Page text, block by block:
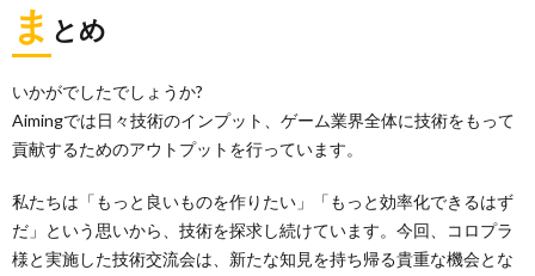
ま とめ
いかがでしたでしょうか?
Aimingでは日々技術のインプット、ゲーム業界全体に技術をもって
貢献するためのアウトプットを行っています。
私たちは「もっと良いものを作りたい」「もっと効率化できるはず
だ」という思いから、技術を探求し続けています。今回、コロプラ
様と実施した技術交流会は、新たな知見を持ち帰る貴重な機会とな